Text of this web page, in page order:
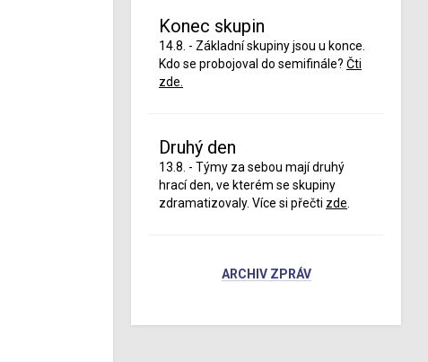
Konec skupin
14.8. - Základní skupiny jsou u konce.
Kdo se probojoval do semifinále? Čti
zde.
Druhý den
13.8. - Týmy za sebou mají druhý
hrací den, ve kterém se skupiny
zdramatizovaly. Více si přečti zde
ARCHIV ZPRÁV